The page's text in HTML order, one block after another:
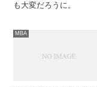
も大変だろうに。
MBA